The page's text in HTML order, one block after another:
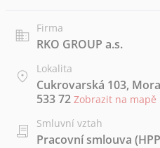
Firma
RKO GROUP a.s.
Lokalita
Cukrovarská 103,
533 72 Zobrazit na mapě
Smluvní vztah
Pracovní smlouva